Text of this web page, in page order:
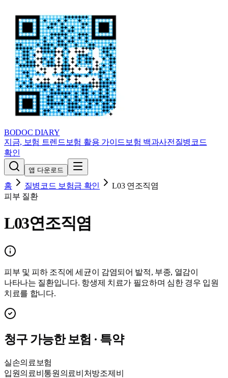
BODOCDIARY
지금, 보험 트렌드 보험 활용 가이드 보험 백과사전 질병코드
확인
앱 다운로드
홈 질병코드 보험금 확인 L03 연조직염
피부 질환
L03연조직염
피부 및 피하 조직에 세균이 감염되어 발적, 부종, 열감이
나타나는 질환입니다. 항생제 치료가 필요하며 심한 경우 입원
치료를 합니다.
청구 가능한 보험 · 특약
실손의료보험
입원의료비 통원의료비 처방조제비